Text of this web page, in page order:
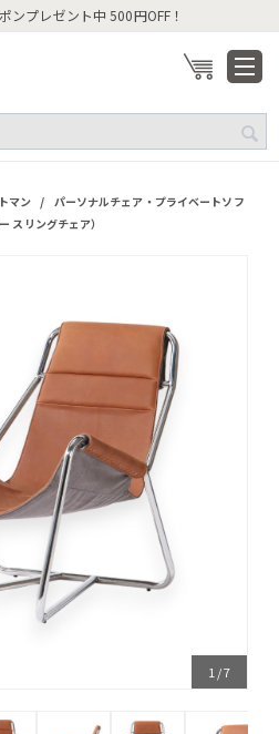
ンプレゼント中 500円OFF！
マン / パーソナルチェア・プライベートソフ
スリングチェア）
1 /7